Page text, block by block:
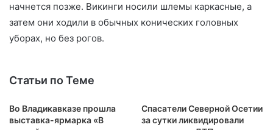
начнется позже. Викинги носили шлемы каркасные, а
затем они ходили в обычных конических головных
уборах, но без рогов.
Статьи по Теме
Во Владикавказе прошла
выставка-ярмарка «В
Спасатели Северной Осетии
за сутки ликвидировали